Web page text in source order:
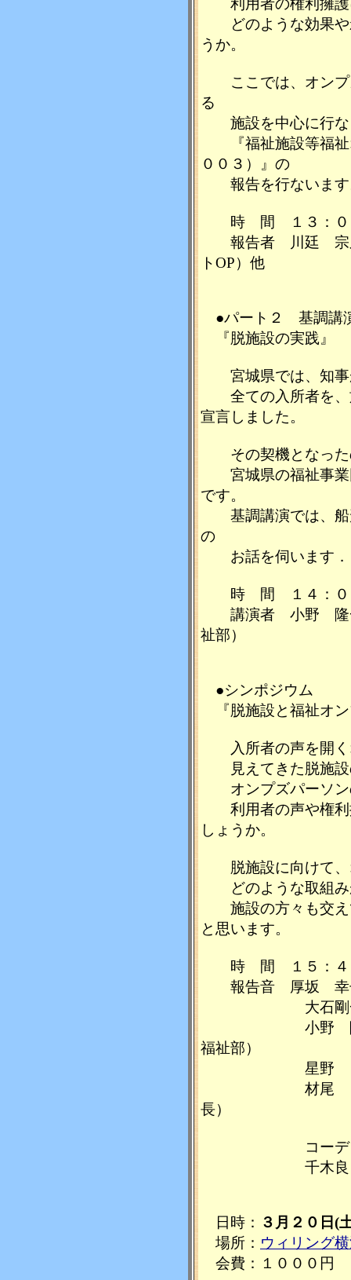
利用者の権利擁護
どのような効果や
うか。
ここでは、オンプ
る
施設を中心に行な
『福祉施設等福祉
００３）』の
報告を行ないます
時 間 １３：００
報告者 川廷 宗之
トOP）他
●パート２ 基調講
『脱施設の実践』
宮城県では、知事
全ての入所者を、
宣言しました。
その契機となった
宮城県の福祉事業
です。
基調講演では、船
の
お話を伺います．
時 間 １４：００
講演者 小野 隆一
祉部）
●シンポジウム
『脱施設と福祉オ
入所者の声を開く
見えてきた脱施設
オンプズパーソン
利用者の声や権利
しょうか。
脱施設に向けて、
どのような取組み
施設の方々も交え
と思います。
時 間 １５：４５
報告音 厚坂 幸子
大石剛一郎氏
小野 隆一氏（
福祉部）
星野 茂氏（
材尾 朗氏（
長）
コーディネ
千木良 正氏
日時： ３月２０日(
場所： ウィリング
会費：１０００円